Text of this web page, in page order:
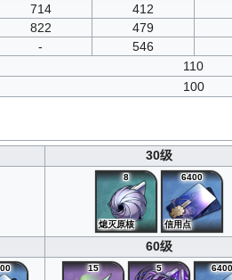
714 412
822 479
- 546
110
100
30级
8
熄灭原核
6400
信用点
60级
15 5